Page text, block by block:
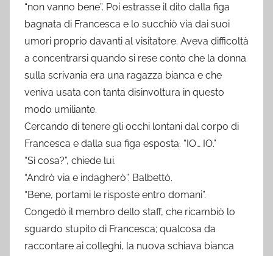
“non vanno bene”. Poi estrasse il dito dalla figa
bagnata di Francesca e lo succhiò via dai suoi
umori proprio davanti al visitatore. Aveva difficoltà
a concentrarsi quando si rese conto che la donna
sulla scrivania era una ragazza bianca e che
veniva usata con tanta disinvoltura in questo
modo umiliante.
Cercando di tenere gli occhi lontani dal corpo di
Francesca e dalla sua figa esposta. “IO… IO.”
“Sì cosa?”, chiede lui.
“Andrò via e indagherò”. Balbettò.
“Bene, portami le risposte entro domani”.
Congedò il membro dello staff, che ricambiò lo
sguardo stupito di Francesca; qualcosa da
raccontare ai colleghi, la nuova schiava bianca